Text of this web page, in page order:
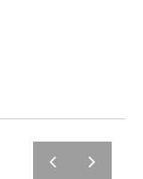
prev next